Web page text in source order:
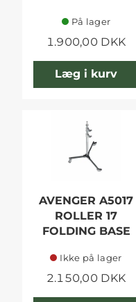
På lager
1.900,00 DKK
Læg i kurv
AVENGER A5017
ROLLER 17
FOLDING BASE
Ikke på lager
2.150,00 DKK